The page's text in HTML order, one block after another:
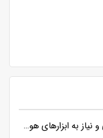
آشپزخانه های امروزی و نیاز به ابزارهای هوشمندتر